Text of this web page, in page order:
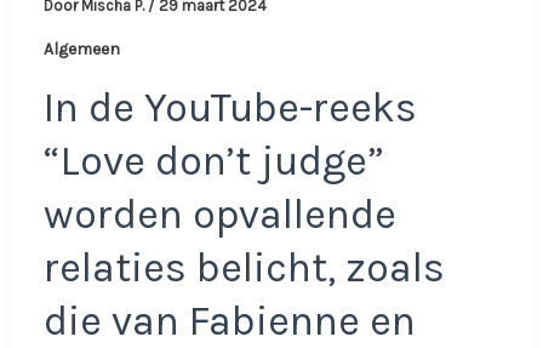
Door Mischa P. / 29 maart 2024
Algemeen
In de YouTube-reeks
“Love don’t judge”
worden opvallende
relaties belicht, zoals
die van Fabienne en